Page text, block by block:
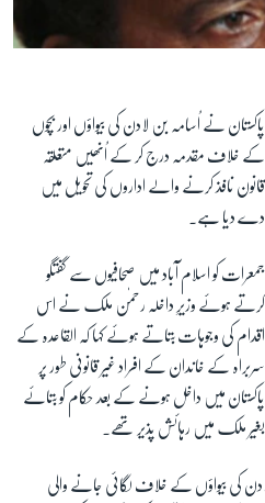
پاکستان نے اُسامہ بن لادن کی بیواؤں اور بچوں
کے خلاف مقدمہ درج کر کے اُنھیں متعلقہ
قانون نافذ کرنے والے اداروں کی تحویل میں
دے دیا ہے۔
جمعرات کو اسلام آباد میں صحافیوں سے گفتگو
کرتے ہوئے وزیرِ داخلہ رحمٰن ملک نے اس
اقدام کی وجوہات بتاتے ہوئے کہا کہ القاعدہ کے
سربراہ کے خاندان کے افراد غیر قانونی طور پر
پاکستان میں داخل ہونے کے بعد حکام کو بتائے
بغیر ملک میں رہائش پذیر تھے۔
کی بیواؤں کے خلاف لگائی جانے والی